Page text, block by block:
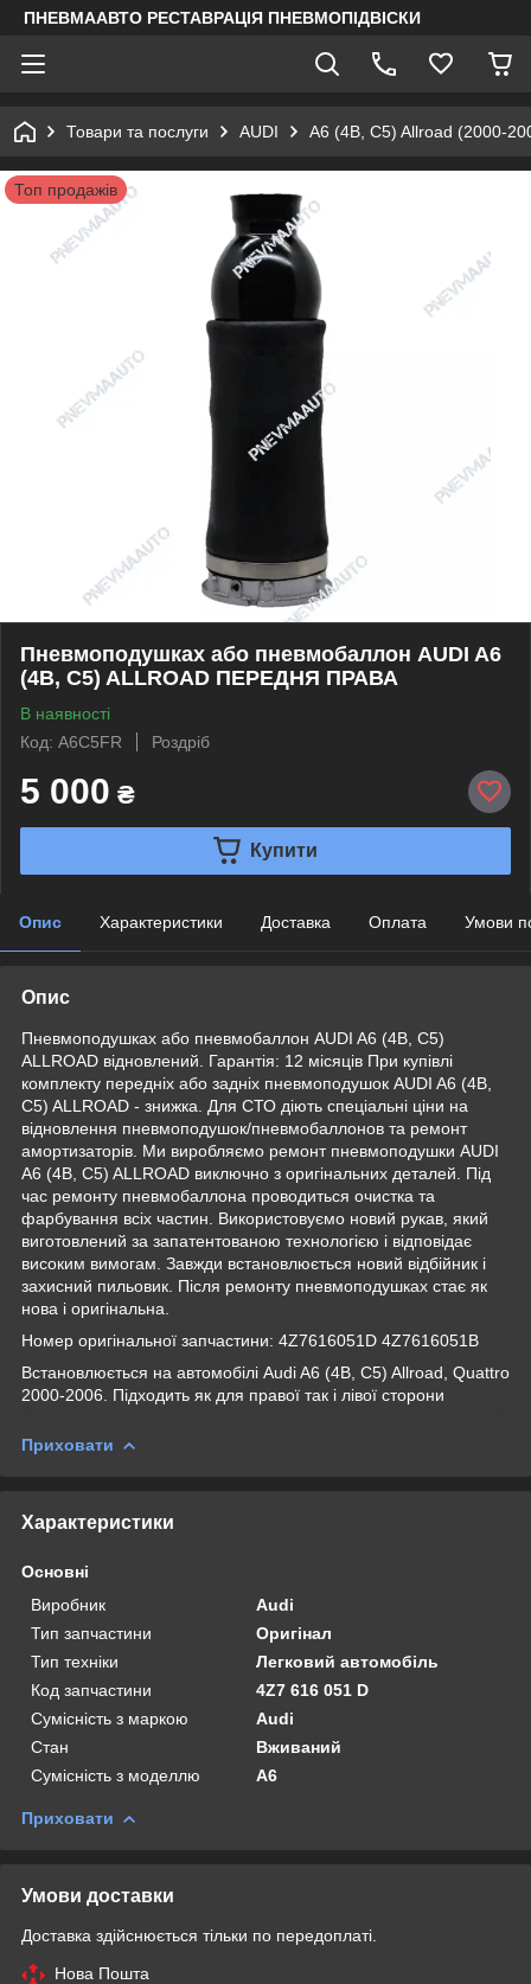
ПНЕВМААВТО РЕСТАВРАЦІЯ ПНЕВМОПІДВІСКИ
Товари та послуги AUDI A6 (4B, C5) Allroad (2000-
Топ продажів
Пневмоподушках або пневмобаллон AUDI A6
(4B, C5) ALLROAD ПЕРЕДНЯ ПРАВА
В наявності
Код: A6C5FR
Роздріб
5 000 ₴
Купити
Опис Характеристики Доставка Оплата Умови
Опис
Пневмоподушках або пневмобаллон AUDI A6 (4B, C5)
ALLROAD відновлений. Гарантія: 12 місяців При купівлі
комплекту передніх або задніх пневмоподушок AUDI A6 (4B,
C5) ALLROAD - знижка. Для СТО діють спеціальні ціни на
відновлення пневмоподушок/пневмобаллонов та ремонт
амортизаторів. Ми виробляємо ремонт пневмоподушки AUDI
A6 (4B, C5) ALLROAD виключно з оригінальних деталей. Під
час ремонту пневмобаллона проводиться очистка та
фарбування всіх частин. Використовуємо новий рукав, який
виготовлений за запатентованою технологією і відповідає
високим вимогам. Завжди встановлюється новий відбійник і
захисний пильовик. Після ремонту пневмоподушках стає як
нова і оригінальна.
Номер оригінальної запчастини: 4Z7616051D 4Z7616051B
Встановлюється на автомобілі Audi A6 (4B, C5) Allroad, Quattro
2000-2006. Підходить як для правої так і лівої сторони
Приховати
Характеристики
Основні
Виробник
Audi
Тип запчастини
Оригінал
Тип техніки
Легковий автомобіль
Код запчастини
4Z7 616 051 D
Сумісність з маркою
Audi
Стан
Вживаний
Сумісність з моделлю
A6
Приховати
Умови доставки
Доставка здійснюється тільки по передоплаті.
Нова Пошта